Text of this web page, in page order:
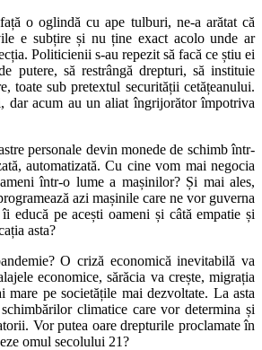
o oglindă cu ape tulburi, ne-a arătat că
e subțire și nu ține exact acolo unde ar
Politicienii s-au repezit să facă ce știu ei
putere, să restrângă drepturi, să instituie
toate sub pretextul securității cetățeanului.
dar acum au un aliat îngrijorător împotriva
personale devin monede de schimb într-
automatizată. Cu cine vom mai negocia
într-o lume a mașinilor? Și mai ales,
azi mașinile care ne vor guverna
educă pe acești oameni și câtă empatie și
asta?
O criză economică inevitabilă va
economice, sărăcia va crește, migrația
mare pe societățile mai dezvoltate. La asta
climatice care vor determina și
Vor putea oare drepturile proclamate în
omul secolului 21?